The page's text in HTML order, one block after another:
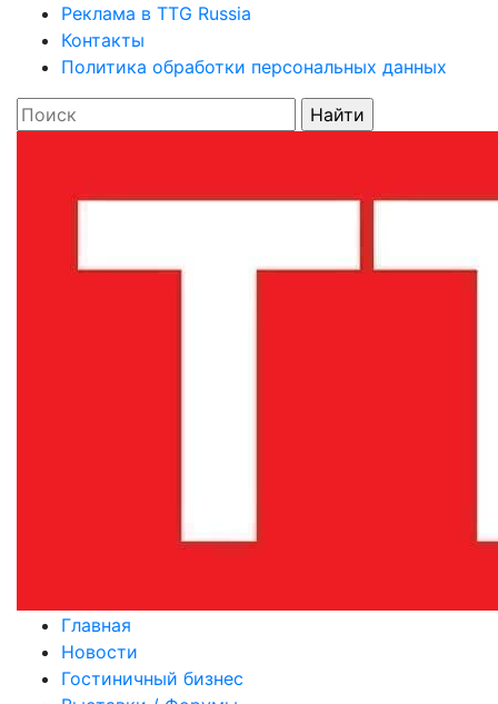
Реклама в TTG Russia
Контакты
Политика обработки персональных данных
Главная
Новости
Гостиничный бизнес